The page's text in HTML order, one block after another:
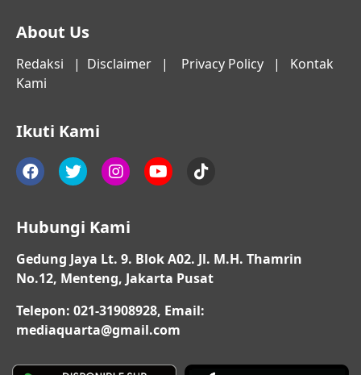
About Us
Redaksi | Disclaimer | Privacy Policy | Kontak
Kami
Ikuti Kami
Hubungi Kami
Gedung Jaya Lt. 9. Blok A02. Jl. M.H. Thamrin
No.12, Menteng, Jakarta Pusat
Telepon: 021-31908928, Email:
mediaquarta@gmail.com